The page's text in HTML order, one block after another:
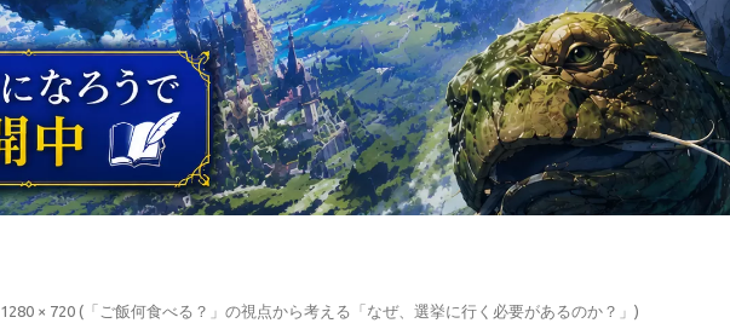
1280 × 720(「ご飯何食べる？」の視点から考える「なぜ、選挙に行く必要があるのか？」 )